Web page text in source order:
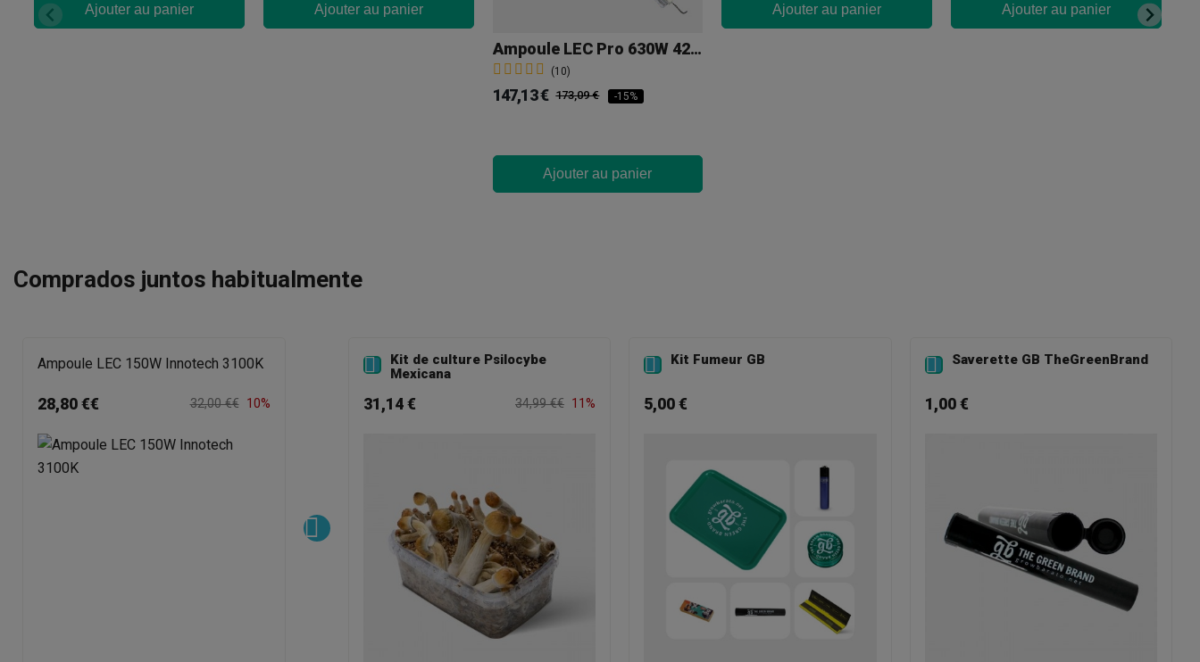
Ajouter au panier Ajouter au panier
Ampoule LEC Pro 630W 4200K Solux
(10)
147,13 € 173,09 € -15%
Ajouter au panier
Ajouter au panier Ajouter au panier
Comprados juntos habitualmente
Ampoule LEC 150W Innotech 3100K
28,80 €€ 32,00 €€ 10%

Kit de culture Psilocybe
Mexicana
31,14 € 34,99 €€ 11%
 Kit Fumeur GB
5,00 €
 Saverette GB TheGreenBrand
1,00 €